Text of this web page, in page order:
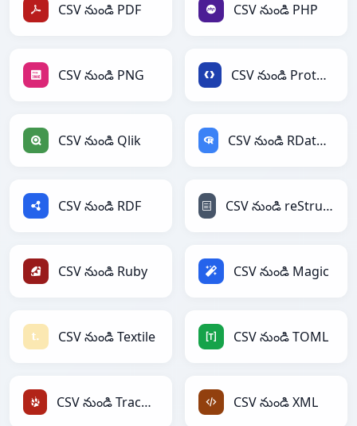
CSV నుండి PDF CSV నుండి PHP
CSV నుండి PNG CSV నుండి Protobuf
CSV నుండి Qlik CSV నుండి RDataFrame
CSV నుండి RDF CSV నుండి reStructuredText
CSV నుండి Ruby CSV నుండి Magic
CSV నుండి Textile CSV నుండి TOML
CSV నుండి TracWiki CSV నుండి XML